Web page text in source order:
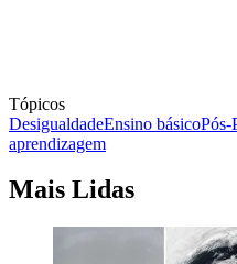
Tópicos
DesigualdadeEnsino básicoPós-
aprendizagem
Mais Lidas